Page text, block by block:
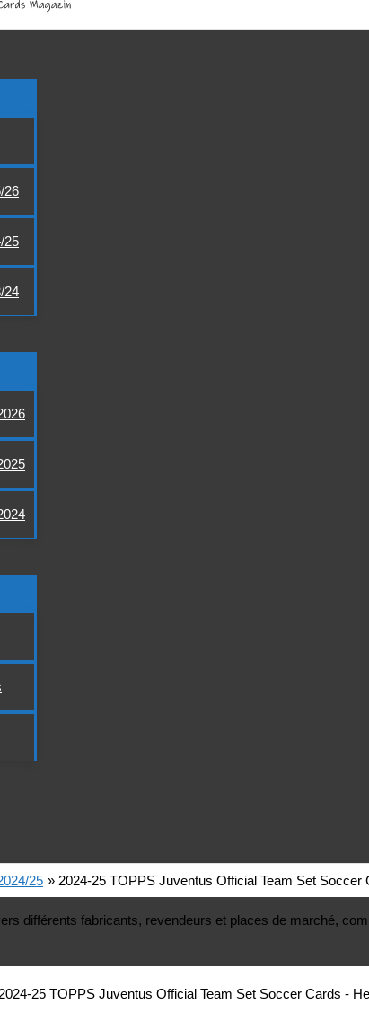
26
25
24
25 2024-25 TOPPS Juventus Official Team Set Soccer
différents fabricants, revendeurs et places de marché,